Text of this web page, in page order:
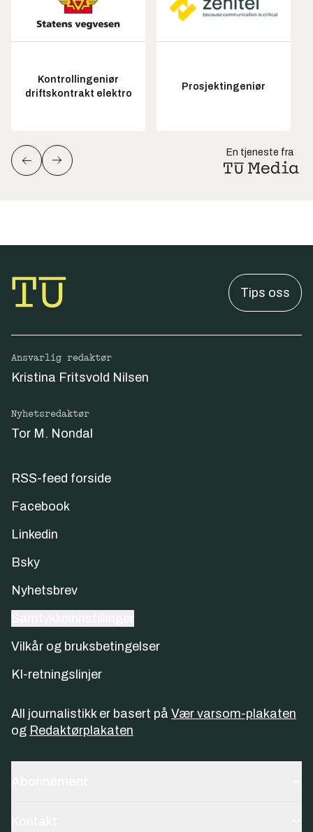
Kontrollingeniør
driftskontrakt elektro
Prosjektingeniør
En tjeneste fra
Tips oss
Ansvarlig redaktør
Kristina Fritsvold Nilsen
Nyhetsredaktør
Tor M. Nondal
RSS-feed forside
Facebook
Linkedin
Bsky
Nyhetsbrev
Vilkår og bruksbetingelser
KI-retningslinjer
All journalistikk er basert på Vær varsom-plakaten
og Redaktørplakaten